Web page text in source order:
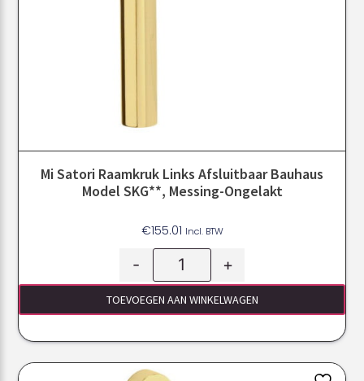
Mi Satori Raamkruk Links Afsluitbaar Bauhaus
Model SKG**, Messing-Ongelakt
€155.01 Incl. BTW
- +
TOEVOEGEN AAN WINKELWAGEN